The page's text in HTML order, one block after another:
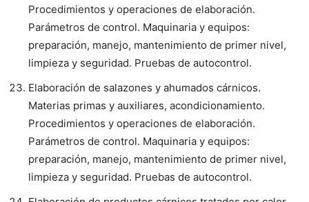
Procedimientos y operaciones de elaboración.
Parámetros de control. Maquinaria y equipos:
preparación, manejo, mantenimiento de primer nivel,
limpieza y seguridad. Pruebas de autocontrol.
Elaboración de salazones y ahumados cárnicos.
Materias primas y auxiliares, acondicionamiento.
Procedimientos y operaciones de elaboración.
Parámetros de control. Maquinaria y equipos:
preparación, manejo, mantenimiento de primer nivel,
limpieza y seguridad. Pruebas de autocontrol.